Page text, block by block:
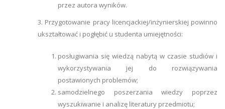
przez autora wyników.
3. Przygotowanie pracy licencjackiej/inżynierskiej powinno
ukształtować i pogłębić u studenta umiejętności:
posługiwania się wiedzą nabytą w czasie studiów i
wykorzystywania jej do rozwiązywania
postawionych problemów;
samodzielnego poszerzania wiedzy poprzez
wyszukiwanie i analizę literatury przedmiotu;